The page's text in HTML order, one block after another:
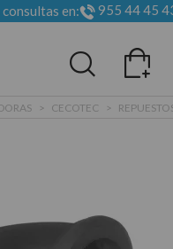
en: 955 44 45
> CECOTEC >